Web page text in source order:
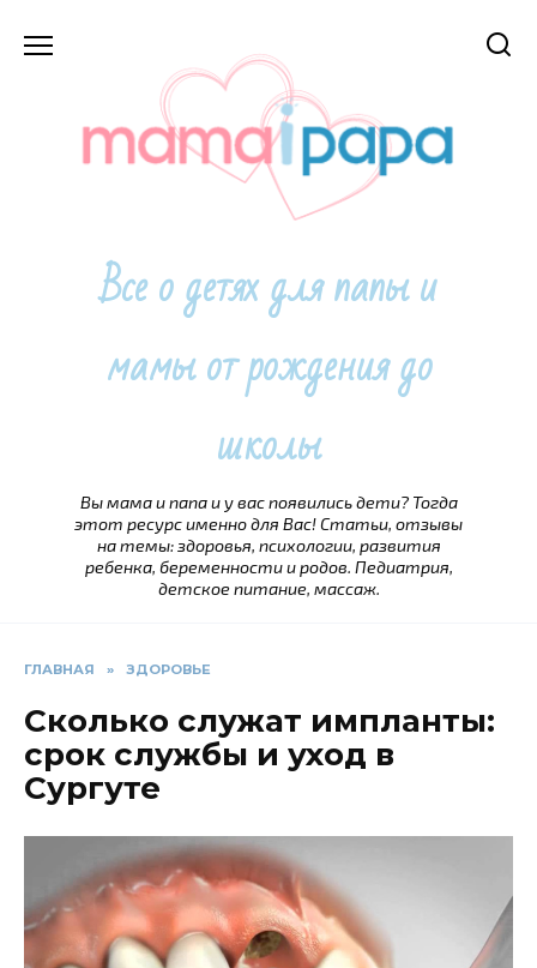
Все о детях для папы и
мамы от рождения до
школы
Вы мама и папа и у вас появились дети? Тогда
этот ресурс именно для Вас! Статьи, отзывы
на темы: здоровья, психологии, развития
ребенка, беременности и родов. Педиатрия,
детское питание, массаж.
ГЛАВНАЯ » ЗДОРОВЬЕ
Сколько служат импланты:
срок службы и уход в
Сургуте